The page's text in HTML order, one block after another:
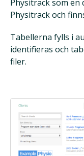
Physitrack som
Physitrack och
Tabellerna fylls i
identifieras och
filer.